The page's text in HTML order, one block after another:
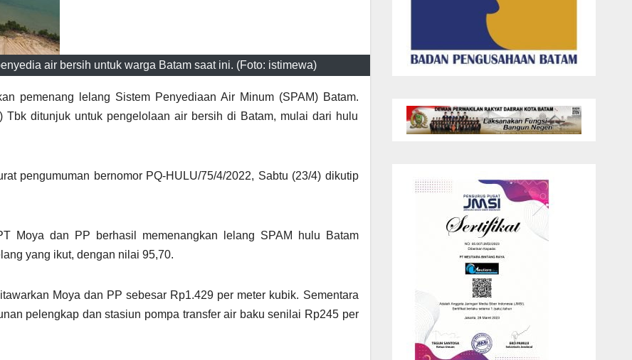
air bersih untuk warga Batam saat ini. (Foto: istimewa)
pemenang lelang Sistem Penyediaan Air Minum (SPAM) Batam.
ditunjuk untuk pengelolaan air bersih di Batam, mulai dari hulu
pengumuman bernomor PQ-HULU/75/4/2022, Sabtu (23/4) dikutip
Moya dan PP berhasil memenangkan lelang SPAM hulu Batam
yang ikut, dengan nilai 95,70.
Moya dan PP sebesar Rp1.429 per meter kubik. Sementara
pelengkap dan stasiun pompa transfer air baku senilai Rp245 per